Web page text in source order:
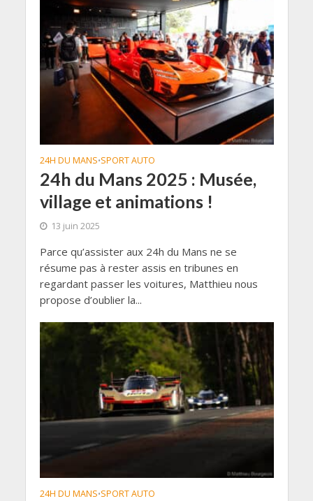
24H DU MANS•SPORT AUTO
24h du Mans 2025 : Musée,
village et animations !
13 juin 2025
Parce qu’assister aux 24h du Mans ne se
résume pas à rester assis en tribunes en
regardant passer les voitures, Matthieu nous
propose d’oublier la...
24H DU MANS•SPORT AUTO